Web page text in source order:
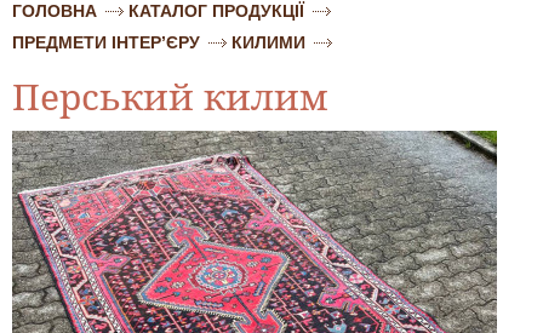
ГОЛОВНА
КАТАЛОГ ПРОДУКЦІЇ
ПРЕДМЕТИ ІНТЕР’ЄРУ
КИЛИМИ
Перський килим